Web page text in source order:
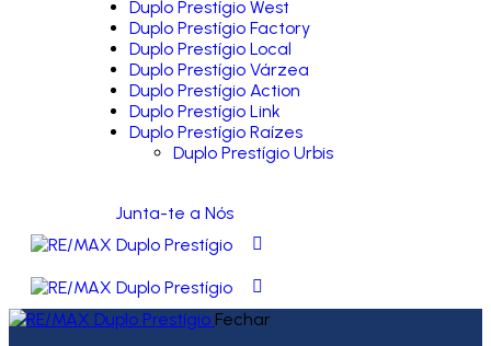
Duplo Prestígio West
Duplo Prestígio Factory
Duplo Prestígio Local
Duplo Prestígio Várzea
Duplo Prestígio Action
Duplo Prestígio Link
Duplo Prestígio Raízes
Duplo Prestígio Urbis
Junta-te a Nós
Fechar